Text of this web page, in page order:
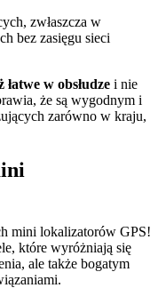
zwłaszcza w
bez zasięgu sieci
w obsłudze i nie
że są wygodnym i
zarówno w kraju,
mini lokalizatorów GPS!
które wyróżniają się
ale także bogatym